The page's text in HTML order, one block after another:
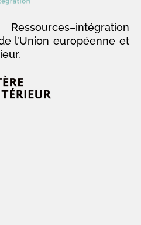
l’Union européenne et